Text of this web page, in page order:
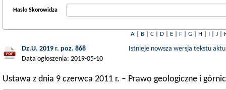
Hasło Skorowidza
A| B| C| D| E| F| G| H| I| J|
Dz.U. 2019 r. poz. 868
Data ogłoszenia: 2019-05-10
Istnieje nowsza wersja tekstu aktu
Ustawa z dnia 9 czerwca 2011 r. – Prawo geologiczne i